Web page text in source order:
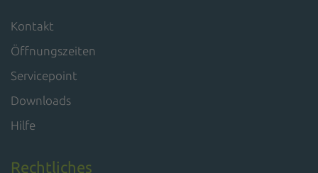
Kontakt
Öffnungszeiten
Servicepoint
Downloads
Hilfe
Rechtliches